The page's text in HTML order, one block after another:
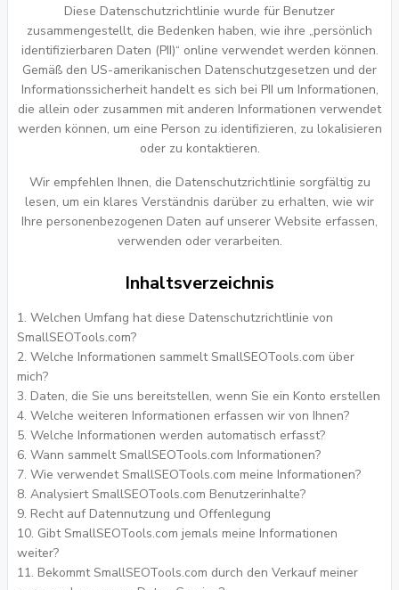
Diese Datenschutzrichtlinie wurde für Benutzer
zusammengestellt, die Bedenken haben, wie ihre „persönlich
identifizierbaren Daten (PII)“ online verwendet werden können.
Gemäß den US-amerikanischen Datenschutzgesetzen und der
Informationssicherheit handelt es sich bei PII um Informationen,
die allein oder zusammen mit anderen Informationen verwendet
werden können, um eine Person zu identifizieren, zu lokalisieren
oder zu kontaktieren.
Wir empfehlen Ihnen, die Datenschutzrichtlinie sorgfältig zu
lesen, um ein klares Verständnis darüber zu erhalten, wie wir
Ihre personenbezogenen Daten auf unserer Website erfassen,
verwenden oder verarbeiten.
Inhaltsverzeichnis
Welchen Umfang hat diese Datenschutzrichtlinie von
SmallSEOTools.com?
Welche Informationen sammelt SmallSEOTools.com über
mich?
Daten, die Sie uns bereitstellen, wenn Sie ein Konto erstellen
Welche weiteren Informationen erfassen wir von Ihnen?
Welche Informationen werden automatisch erfasst?
Wann sammelt SmallSEOTools.com Informationen?
Wie verwendet SmallSEOTools.com meine Informationen?
Analysiert SmallSEOTools.com Benutzerinhalte?
Recht auf Datennutzung und Offenlegung
Gibt SmallSEOTools.com jemals meine Informationen
weiter?
Bekommt SmallSEOTools.com durch den Verkauf meiner